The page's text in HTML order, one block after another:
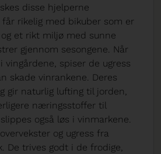
disse hjelperne
rikelig med bikuber som er
et rikt miljø med sunne
gjennom sesongene. Når
vingårdene, spiser de ugress
skade vinrankene. Deres
gir naturlig lufting til jorden,
næringsstoffer til
også løs i vinmarkene.
og ugress fra
De trives godt i de frodige,